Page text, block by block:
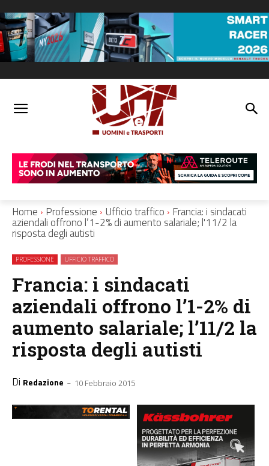
Home Professione Ufficio traffico Francia: i sindacati
aziendali offrono l’1-2% di aumento salariale; l'11/2 la
risposta degli autisti
PROFESSIONE UFFICIO TRAFFICO
Francia: i sindacati
aziendali offrono l’1-2% di
aumento salariale; l’11/2 la
risposta degli autisti
Di Redazione - 10 Febbraio 2015